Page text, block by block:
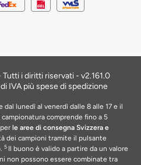
Tutti i diritti riservati - v2.161.0
IVA più spese di spedizione
lunedì al venerdì dalle 8 alle 17 e il
campionatura comprende fino a 5
le aree di consegna Svizzera e
dei campioni tramite il pulsante
5 Il buono è valido a partire da un valore
non possono essere combinate tra